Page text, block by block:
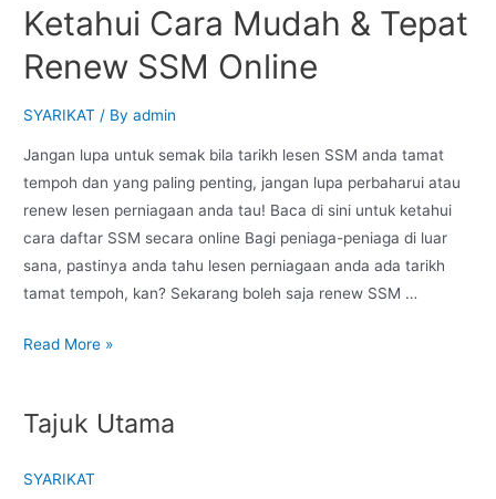
Ketahui Cara Mudah & Tepat
Renew SSM Online
SYARIKAT / Byadmin
Jangan lupa untuk semak bila tarikh lesen SSM anda tamat
tempoh dan yang paling penting, jangan lupa perbaharui atau
renew lesen perniagaan anda tau! Baca di sini untuk ketahui
cara daftar SSM secara online Bagi peniaga-peniaga di luar
sana, pastinya anda tahu lesen perniagaan anda ada tarikh
tamat tempoh, kan? Sekarang boleh saja renew SSM …
Ketahui
Renew
Read More »
Tajuk Utama
SYARIKAT